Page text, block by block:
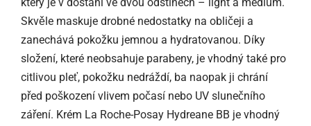
Skvěle maskuje drobné nedostatky na obličeji a
zanechává pokožku jemnou a hydratovanou. Díky
složení, které neobsahuje parabeny, je vhodný také pro
citlivou pleť, pokožku nedráždí, ba naopak ji chrání
před poškození vlivem počasí nebo UV slunečního
záření. Krém La Roche-Posay Hydreane BB je vhodný